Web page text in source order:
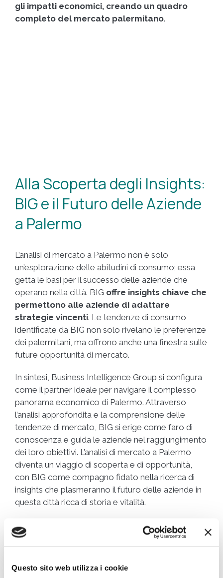
Questo sito web utilizza i cookie
gli impatti economici, creando un quadro
completo del mercato palermitano.
Alla Scoperta degli Insights:
BIG e il Futuro delle Aziende
a Palermo
L’analisi di mercato a Palermo non è solo
un’esplorazione delle abitudini di consumo; essa
getta le basi per il successo delle aziende che
operano nella città. BIG offre insights chiave che
permettono alle aziende di adattare
strategie vincenti. Le tendenze di consumo
identificate da BIG non solo rivelano le preferenze
dei palermitani, ma offrono anche una finestra sulle
future opportunità di mercato.
In sintesi, Business Intelligence Group si configura
come il partner ideale per navigare il complesso
panorama economico di Palermo. Attraverso
l’analisi approfondita e la comprensione delle
tendenze di mercato, BIG si erige come faro di
conoscenza e guida le aziende nel raggiungimento
dei loro obiettivi. L’analisi di mercato a Palermo
diventa un viaggio di scoperta e di opportunità,
con BIG come compagno fidato nella ricerca di
insights che plasmeranno il futuro delle aziende in
questa città ricca di storia e vitalità.
DiRedazione Online Categorie:Ricerche di
Mercato